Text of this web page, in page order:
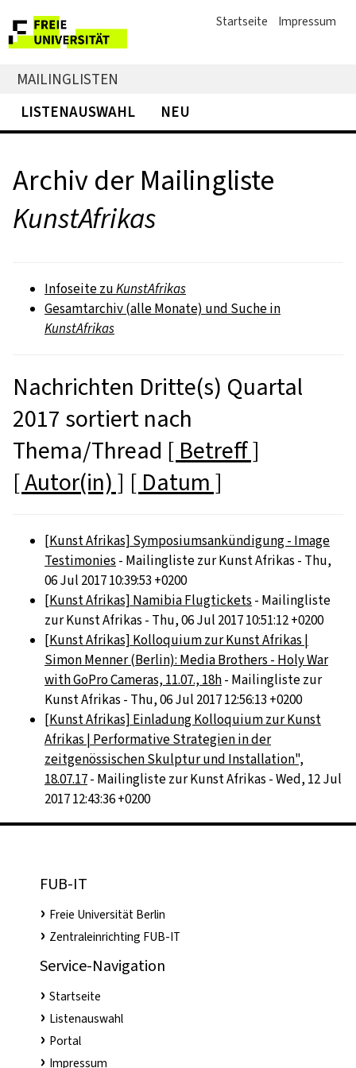
Startseite Impressum
MAILINGLISTEN
LISTENAUSWAHL
NEU
Archiv der Mailingliste
KunstAfrikas
Infoseite zuKunstAfrikas
Gesamtarchiv (alle Monate) und Suche in
KunstAfrikas
Nachrichten Dritte(s) Quartal
2017 sortiert nach
Thema/Thread [ Betreff ]
[ Autor(in) ] [ Datum ]
[Kunst Afrikas] Symposiumsankündigung - Image
Testimonies - Mailingliste zur Kunst Afrikas - Thu,
06 Jul 2017 10:39:53 +0200
[Kunst Afrikas] Namibia Flugtickets - Mailingliste
zur Kunst Afrikas - Thu, 06 Jul 2017 10:51:12 +0200
[Kunst Afrikas] Kolloquium zur Kunst Afrikas |
Simon Menner (Berlin): Media Brothers - Holy War
with GoPro Cameras, 11.07., 18h- Mailingliste zur
Kunst Afrikas - Thu, 06 Jul 2017 12:56:13 +0200
[Kunst Afrikas] Einladung Kolloquium zur Kunst
Afrikas | Performative Strategien in der
zeitgenössischen Skulptur und Installation",
18.07.17- Mailingliste zur Kunst Afrikas - Wed, 12 Jul
2017 12:43:36 +0200
FUB-IT
Freie Universität Berlin
Zentraleinrichting FUB-IT
Service-Navigation
Startseite
Listenauswahl
Portal
Impressum